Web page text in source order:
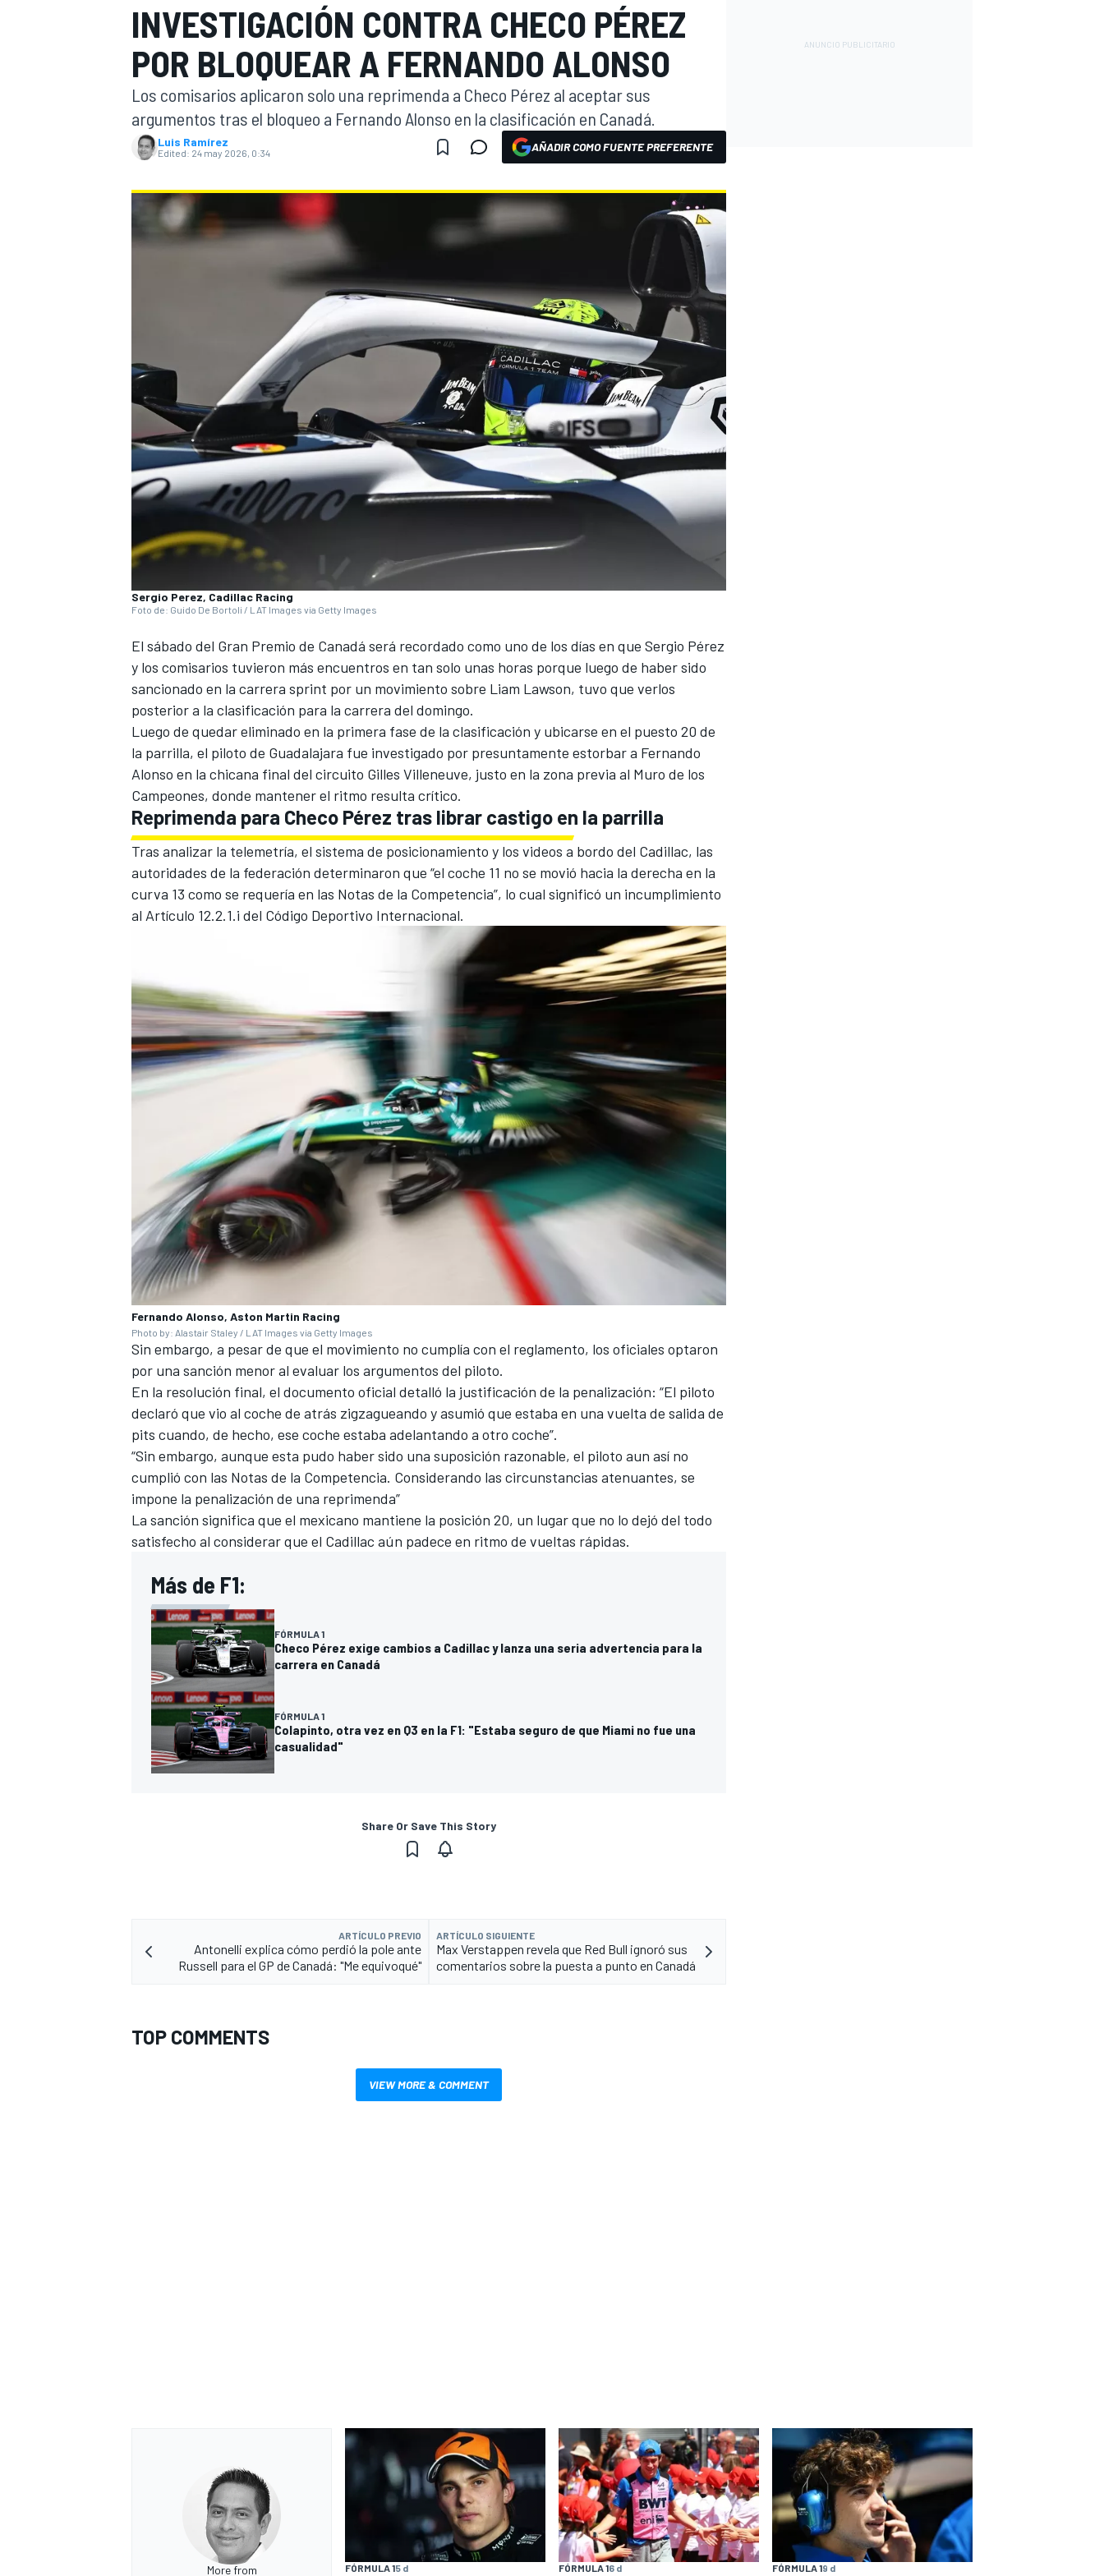
FÓRMULA E MOTO
INVESTIGACIÓN CONTRA CHECO PÉREZ
POR BLOQUEAR A FERNANDO ALONSO
Los comisarios aplicaron solo una reprimenda a Checo Pérez al aceptar sus
argumentos tras el bloqueo a Fernando Alonso en la clasificación en Canadá.
Luis Ramírez
Edited: 24 may 2026, 0:34 AÑADIR COMO FUENTE PREFERENTE
Sergio Perez, Cadillac Racing
Foto de: Guido De Bortoli / LAT Images via Getty Images
El sábado del Gran Premio de Canadá será recordado como uno de los días en que Sergio Pérez
y los comisarios tuvieron más encuentros en tan solo unas horas porque luego de haber sido
sancionado en la carrera sprint por un movimiento sobre Liam Lawson, tuvo que verlos
posterior a la clasificación para la carrera del domingo.
Luego de quedar eliminado en la primera fase de la clasificación y ubicarse en el puesto 20 de
la parrilla, el piloto de Guadalajara fue investigado por presuntamente estorbar a Fernando
Alonso en la chicana final del circuito Gilles Villeneuve, justo en la zona previa al Muro de los
Campeones, donde mantener el ritmo resulta crítico.
Reprimenda para Checo Pérez tras librar castigo en la parrilla
Tras analizar la telemetría, el sistema de posicionamiento y los videos a bordo del Cadillac, las
autoridades de la federación determinaron que “el coche 11 no se movió hacia la derecha en la
curva 13 como se requería en las Notas de la Competencia”, lo cual significó un incumplimiento
al Artículo 12.2.1.i del Código Deportivo Internacional.
Fernando Alonso, Aston Martin Racing
Photo by: Alastair Staley / LAT Images via Getty Images
Sin embargo, a pesar de que el movimiento no cumplía con el reglamento, los oficiales optaron
por una sanción menor al evaluar los argumentos del piloto.
En la resolución final, el documento oficial detalló la justificación de la penalización: “El piloto
declaró que vio al coche de atrás zigzagueando y asumió que estaba en una vuelta de salida de
pits cuando, de hecho, ese coche estaba adelantando a otro coche”.
“Sin embargo, aunque esta pudo haber sido una suposición razonable, el piloto aun así no
cumplió con las Notas de la Competencia. Considerando las circunstancias atenuantes, se
impone la penalización de una reprimenda”
La sanción significa que el mexicano mantiene la posición 20, un lugar que no lo dejó del todo
satisfecho al considerar que el Cadillac aún padece en ritmo de vueltas rápidas.
Más de F1:
FÓRMULA 1
Checo Pérez exige cambios a Cadillac y lanza una seria advertencia para la
carrera en Canadá
FÓRMULA 1
Colapinto, otra vez en Q3 en la F1: "Estaba seguro de que Miami no fue una
casualidad"
Share Or Save This Story
ARTÍCULO PREVIO
Antonelli explica cómo perdió la pole ante
Russell para el GP de Canadá: "Me equivoqué"
ARTÍCULO SIGUIENTE
Max Verstappen revela que Red Bull ignoró sus
comentarios sobre la puesta a punto en Canadá
TOP COMMENTS
VIEW MORE & COMMENT
More from FÓRMULA 15 d FÓRMULA 16 d FÓRMULA 19 d